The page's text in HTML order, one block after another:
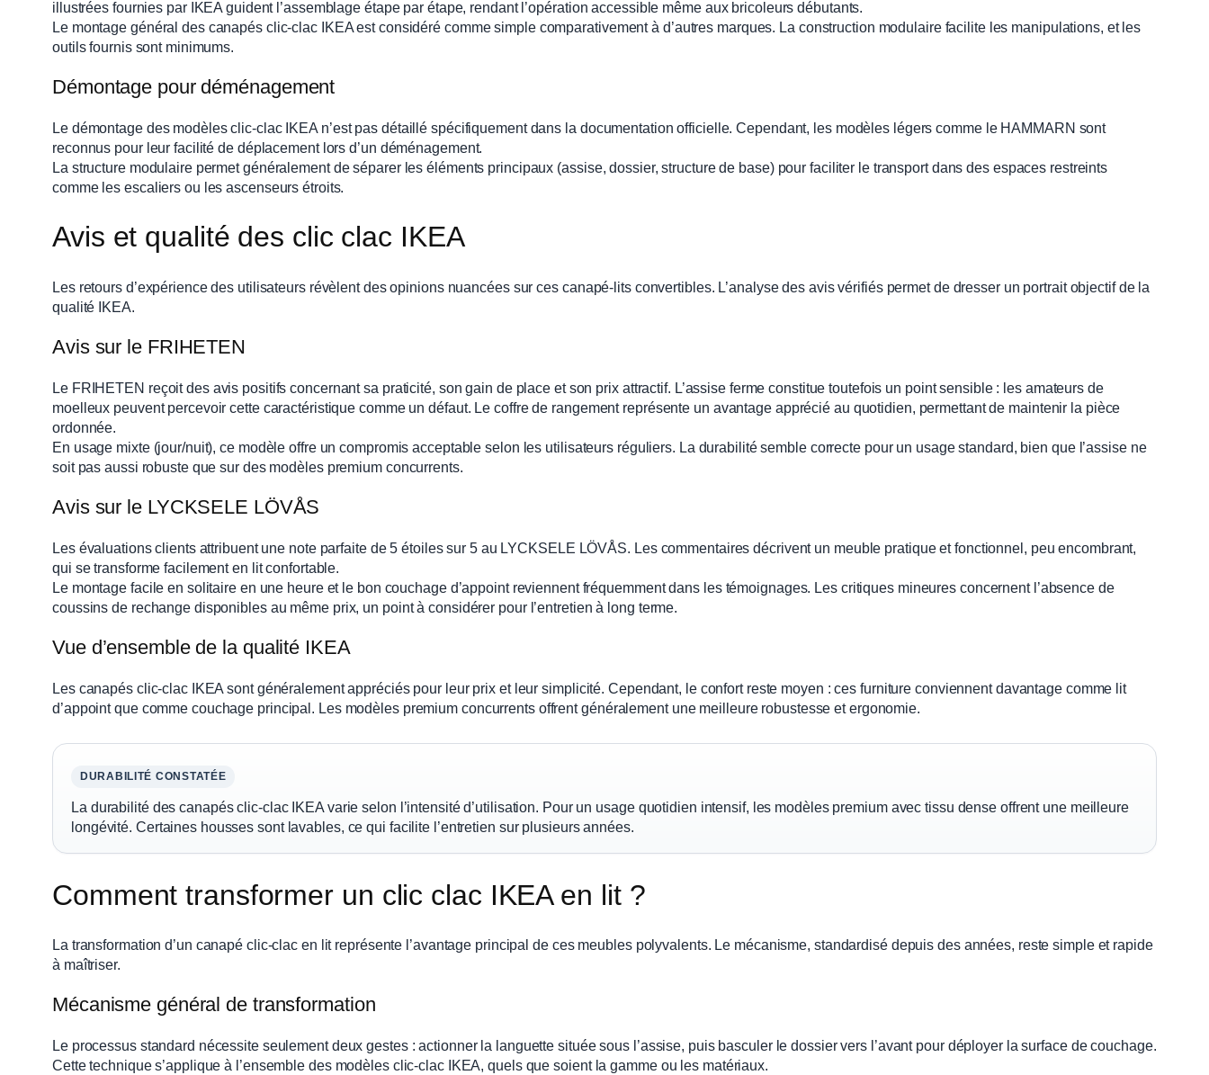
illustrées fournies par IKEA guident l’assemblage étape par étape, rendant l’opération accessible même aux bricoleurs débutants.
Le montage général des canapés clic-clac IKEA est considéré comme simple comparativement à d’autres marques. La construction modulaire facilite les manipulations, et les
outils fournis sont minimums.
Démontage pour déménagement
Le démontage des modèles clic-clac IKEA n’est pas détaillé spécifiquement dans la documentation officielle. Cependant, les modèles légers comme le HAMMARN sont
reconnus pour leur facilité de déplacement lors d’un déménagement.
La structure modulaire permet généralement de séparer les éléments principaux (assise, dossier, structure de base) pour faciliter le transport dans des espaces restreints
comme les escaliers ou les ascenseurs étroits.
Avis et qualité des clic clac IKEA
Les retours d’expérience des utilisateurs révèlent des opinions nuancées sur ces canapé-lits convertibles. L’analyse des avis vérifiés permet de dresser un portrait objectif de la
qualité IKEA.
Avis sur le FRIHETEN
Le FRIHETEN reçoit des avis positifs concernant sa praticité, son gain de place et son prix attractif. L’assise ferme constitue toutefois un point sensible : les amateurs de
moelleux peuvent percevoir cette caractéristique comme un défaut. Le coffre de rangement représente un avantage apprécié au quotidien, permettant de maintenir la pièce
ordonnée.
En usage mixte (jour/nuit), ce modèle offre un compromis acceptable selon les utilisateurs réguliers. La durabilité semble correcte pour un usage standard, bien que l’assise ne
soit pas aussi robuste que sur des modèles premium concurrents.
Avis sur le LYCKSELE LÖVÅS
Les évaluations clients attribuent une note parfaite de 5 étoiles sur 5 au LYCKSELE LÖVÅS. Les commentaires décrivent un meuble pratique et fonctionnel, peu encombrant,
qui se transforme facilement en lit confortable.
Le montage facile en solitaire en une heure et le bon couchage d’appoint reviennent fréquemment dans les témoignages. Les critiques mineures concernent l’absence de
coussins de rechange disponibles au même prix, un point à considérer pour l’entretien à long terme.
Vue d’ensemble de la qualité IKEA
Les canapés clic-clac IKEA sont généralement appréciés pour leur prix et leur simplicité. Cependant, le confort reste moyen : ces furniture conviennent davantage comme lit
d’appoint que comme couchage principal. Les modèles premium concurrents offrent généralement une meilleure robustesse et ergonomie.
DURABILITÉ CONSTATÉE
La durabilité des canapés clic-clac IKEA varie selon l’intensité d’utilisation. Pour un usage quotidien intensif, les modèles premium avec tissu dense offrent une meilleure
longévité. Certaines housses sont lavables, ce qui facilite l’entretien sur plusieurs années.
Comment transformer un clic clac IKEA en lit ?
La transformation d’un canapé clic-clac en lit représente l’avantage principal de ces meubles polyvalents. Le mécanisme, standardisé depuis des années, reste simple et rapide
à maîtriser.
Mécanisme général de transformation
Le processus standard nécessite seulement deux gestes : actionner la languette située sous l’assise, puis basculer le dossier vers l’avant pour déployer la surface de couchage.
Cette technique s’applique à l’ensemble des modèles clic-clac IKEA, quels que soient la gamme ou les matériaux.